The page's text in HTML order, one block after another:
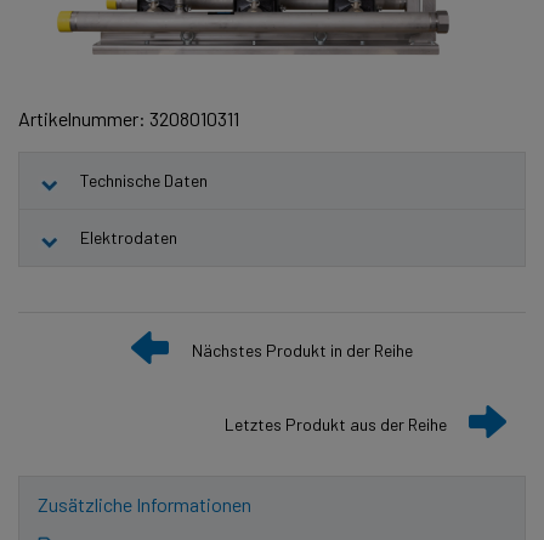
Artikelnummer: 3208010311
Technische Daten
Elektrodaten
Nächstes Produkt in der Reihe
Letztes Produkt aus der Reihe
Zusätzliche Informationen